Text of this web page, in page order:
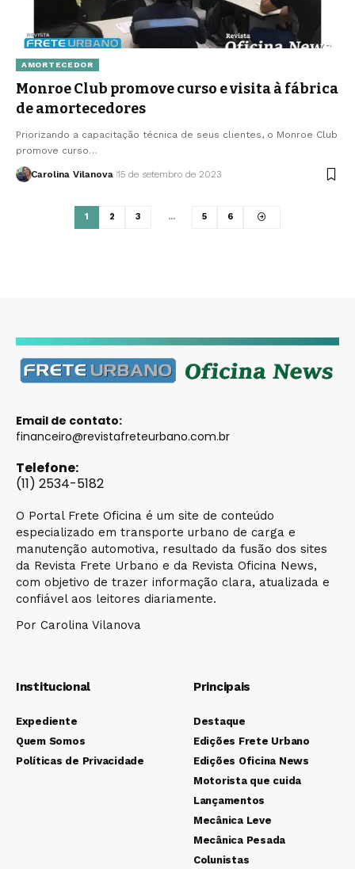
AMORTECEDOR
Monroe Club promove curso e visita à fábrica
de amortecedores
Priorizando a capacitação técnica de seus clientes, o Monroe Club
promove curso…
Carolina Vilanova 15 de setembro de 2023
1 2 3 … 5 6
Email de contato:
financeiro@revistafreteurbano.com.br
Telefone:
(11) 2534-5182
O Portal Frete Oficina é um site de conteúdo
especializado em transporte urbano de carga e
manutenção automotiva, resultado da fusão dos sites
da Revista Frete Urbano e da Revista Oficina News,
com objetivo de trazer informação clara, atualizada e
confiável aos leitores diariamente.
Por Carolina Vilanova
Institucional
Expediente
Quem Somos
Políticas de Privacidade
Principais
Destaque
Edições Frete Urbano
Edições Oficina News
Motorista que cuida
Lançamentos
Mecânica Leve
Mecânica Pesada
Colunistas